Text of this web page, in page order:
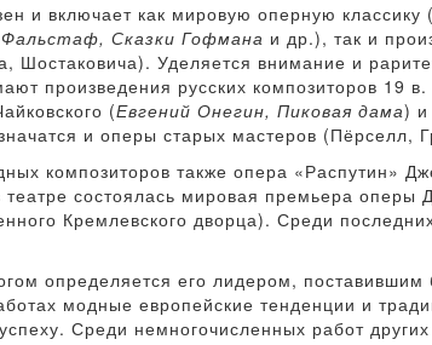
и включает как мировую оперную классику (
Сказки Гофмана и др.), так и
Шостаковича). Уделяется внимание и
произведения русских композиторов 19
(Евгений Онегин, Пиковая дама) и
и оперы старых мастеров (Пёрселл,
композиторов также опера «Распутин»
состоялась мировая премьера оперы
Кремлевского дворца). Среди
определяется его лидером,
модные европейские тенденции и
Среди немногочисленных работ